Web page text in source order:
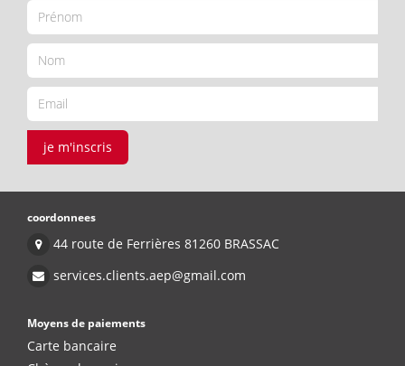
je m'inscris
coordonnees
44 route de Ferrières 81260 BRASSAC
services.clients.aep@gmail.com
Moyens de paiements
Carte bancaire